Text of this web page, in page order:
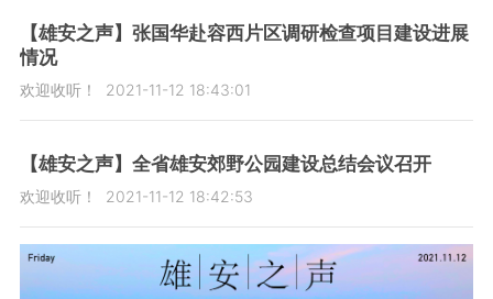
【雄安之声】张国华赴容西片区调研检查项目建设进展
情况
欢迎收听！ 2021-11-12 18:43:01
【雄安之声】全省雄安郊野公园建设总结会议召开
欢迎收听！ 2021-11-12 18:42:53